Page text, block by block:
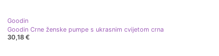
Goodin
Goodin Crne ženske pumpe s ukrasnim cvijetom crna
30,18 €